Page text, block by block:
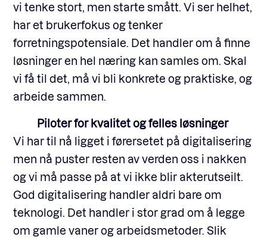
vi tenke stort, men starte smått. Vi ser helhet,
har et brukerfokus og tenker
forretningspotensiale. Det handler om å finne
løsninger en hel næring kan samles om. Skal
vi få til det, må vi bli konkrete og praktiske, og
arbeide sammen.
Piloter for kvalitet og felles løsninger
Vi har til nå ligget i førersetet på digitalisering
men nå puster resten av verden oss i nakken
og vi må passe på at vi ikke blir akterutseilt.
God digitalisering handler aldri bare om
teknologi. Det handler i stor grad om å legge
om gamle vaner og arbeidsmetoder. Slik